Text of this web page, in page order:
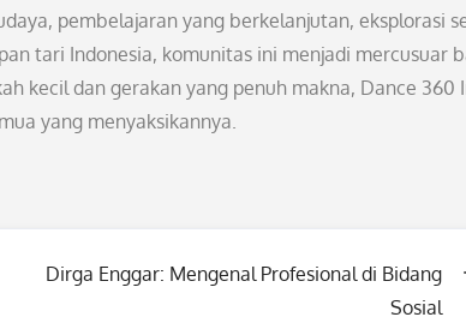
pembelajaran yang berkelanjutan, eksplorasi
tari Indonesia, komunitas ini menjadi mercusuar
kecil dan gerakan yang penuh makna, Dance 360
yang menyaksikannya.
Dirga Enggar: Mengenal Profesional di Bidang
Sosial